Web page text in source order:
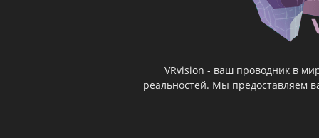
VRvision - ваш проводник в
реальностей. Мы предоставляем